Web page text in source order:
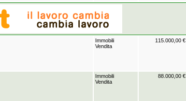
Immobili
Vendita
115.000,00 €
Immobili
Vendita
88.000,00 €